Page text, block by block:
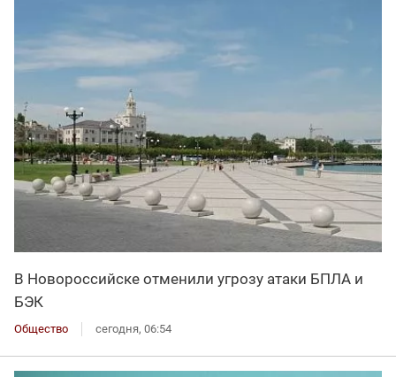
В Новороссийске отменили угрозу атаки БПЛА и
БЭК
Общество сегодня, 06:54